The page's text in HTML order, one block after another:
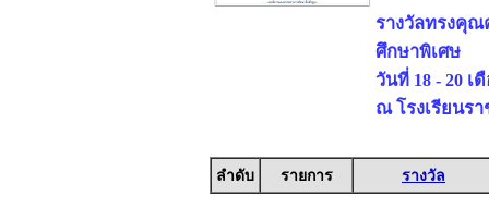
รางวัลทรงคุณ
ศึกษาพิเศษ
วันที่ 18 - 20 เ
ณ โรงเรียนร
ลำดับ รายการ รางวัล